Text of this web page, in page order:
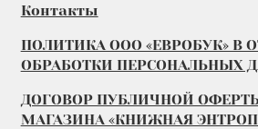
Контакты
ПОЛИТИКА ООО «ЕВРОБУК» В
ОБРАБОТКИ ПЕРСОНАЛЬНЫХ
ДОГОВОР ПУБЛИЧНОЙ
МАГАЗИНА «КНИЖНАЯ